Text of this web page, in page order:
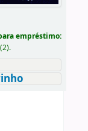
empréstimo:
(2).